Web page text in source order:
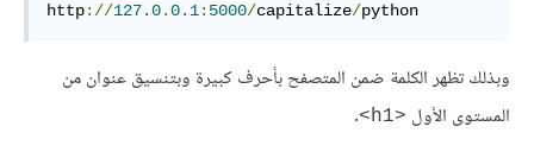
http://127.0.0.1: 5000/capitalize/python
وبذلك تظهر الكلمة ضمن المتصفح بأحرف كبيرة وبتنسيق عنوان من
المستوى الأول <h1>
.